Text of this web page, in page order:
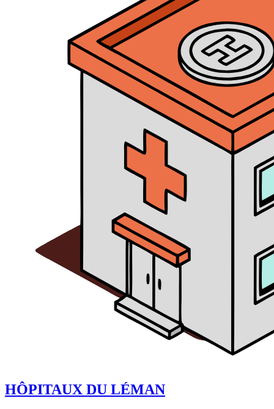
HÔPITAUX DU LÉMAN